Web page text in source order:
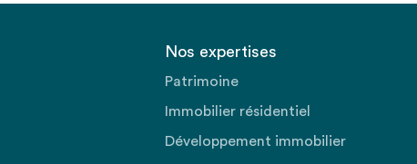
Nos expertises
Patrimoine
Immobilier résidentiel
Développement immobilier